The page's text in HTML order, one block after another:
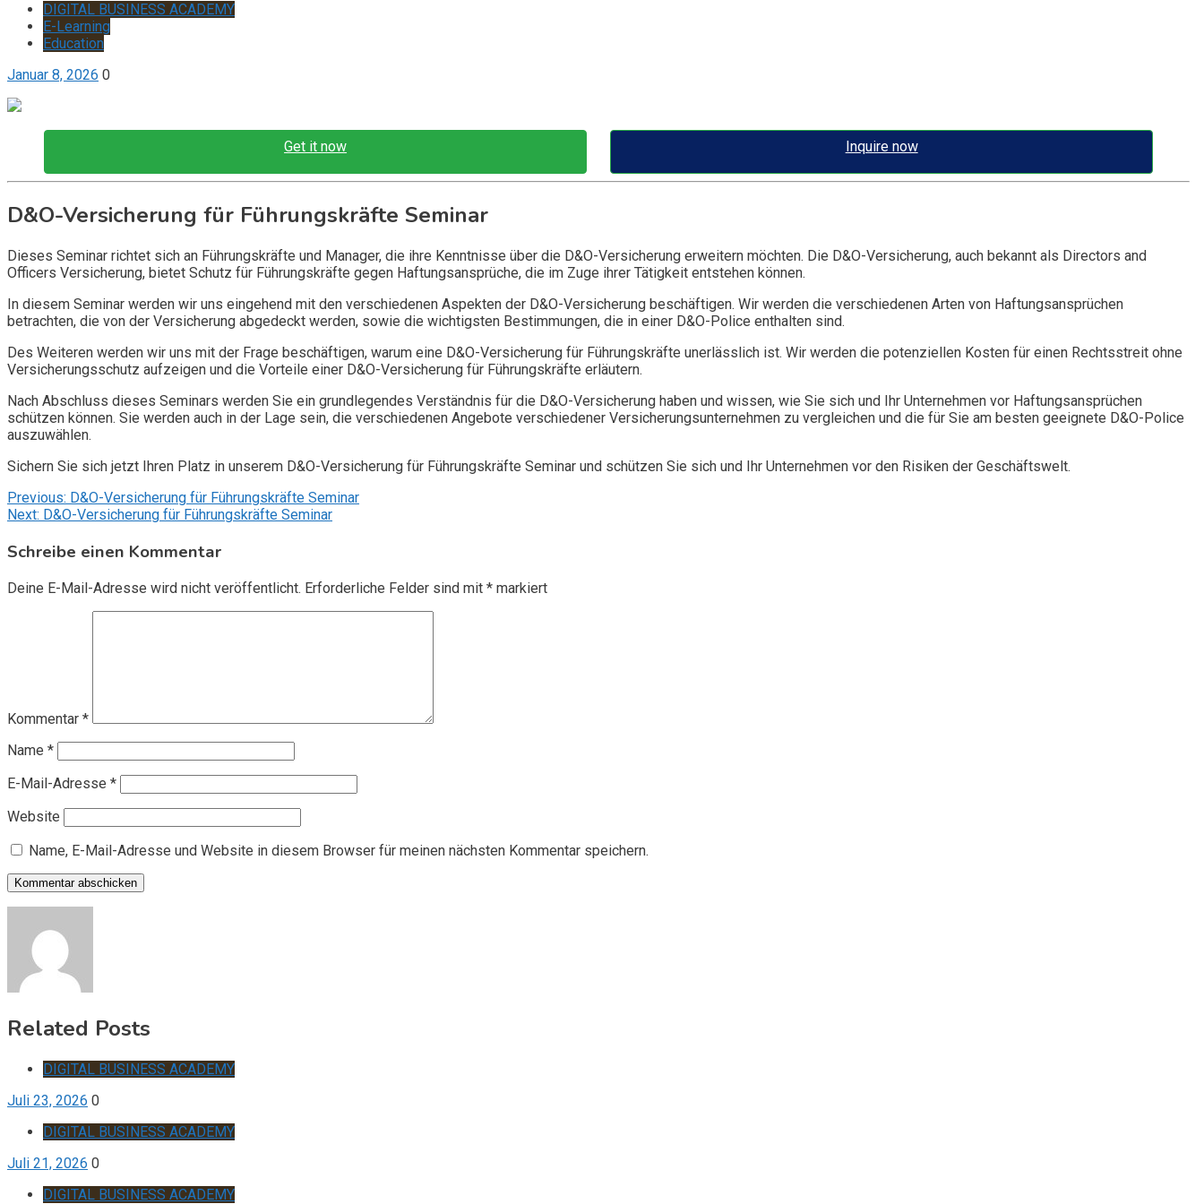
DIGITAL BUSINESS ACADEMY
E-Learning
Education
Januar 8, 2026 0
Get it now Inquire now
D&O-Versicherung für Führungskräfte Seminar
Dieses Seminar richtet sich an Führungskräfte und Manager, die ihre Kenntnisse über die D&O-Versicherung erweitern möchten. Die D&O-Versicherung, auch bekannt als Directors and
Officers Versicherung, bietet Schutz für Führungskräfte gegen Haftungsansprüche, die im Zuge ihrer Tätigkeit entstehen können.
In diesem Seminar werden wir uns eingehend mit den verschiedenen Aspekten der D&O-Versicherung beschäftigen. Wir werden die verschiedenen Arten von Haftungsansprüchen
betrachten, die von der Versicherung abgedeckt werden, sowie die wichtigsten Bestimmungen, die in einer D&O-Police enthalten sind.
Des Weiteren werden wir uns mit der Frage beschäftigen, warum eine D&O-Versicherung für Führungskräfte unerlässlich ist. Wir werden die potenziellen Kosten für einen Rechtsstreit ohne
Versicherungsschutz aufzeigen und die Vorteile einer D&O-Versicherung für Führungskräfte erläutern.
Nach Abschluss dieses Seminars werden Sie ein grundlegendes Verständnis für die D&O-Versicherung haben und wissen, wie Sie sich und Ihr Unternehmen vor Haftungsansprüchen
schützen können. Sie werden auch in der Lage sein, die verschiedenen Angebote verschiedener Versicherungsunternehmen zu vergleichen und die für Sie am besten geeignete D&O-Police
auszuwählen.
Sichern Sie sich jetzt Ihren Platz in unserem D&O-Versicherung für Führungskräfte Seminar und schützen Sie sich und Ihr Unternehmen vor den Risiken der Geschäftswelt.
Beitragsnavigation
Previous: D&O-Versicherung für Führungskräfte Seminar
Next: D&O-Versicherung für Führungskräfte Seminar
Schreibe einen Kommentar
Deine E-Mail-Adresse wird nicht veröffentlicht. Erforderliche Felder sind mit * markiert
Kommentar *
Name *
E-Mail-Adresse *
Website
Name, E-Mail-Adresse und Website in diesem Browser für meinen nächsten Kommentar speichern.
Related Posts
DIGITAL BUSINESS ACADEMY
Juli 23, 2026 0
DIGITAL BUSINESS ACADEMY
Juli 21, 2026 0
DIGITAL BUSINESS ACADEMY